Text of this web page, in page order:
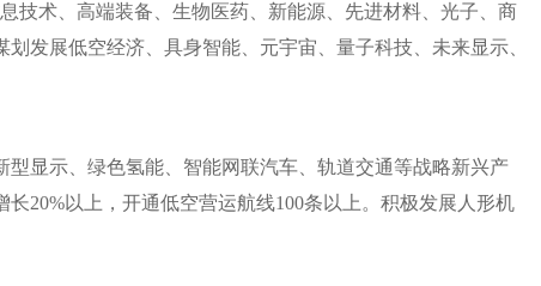
技术、高端装备、生物医药、新能源、先进材料、光子、商
发展低空经济、具身智能、元宇宙、量子科技、未来显示、
显示、绿色氢能、智能网联汽车、轨道交通等战略新兴产
20%以上，开通低空营运航线100条以上。积极发展人形机